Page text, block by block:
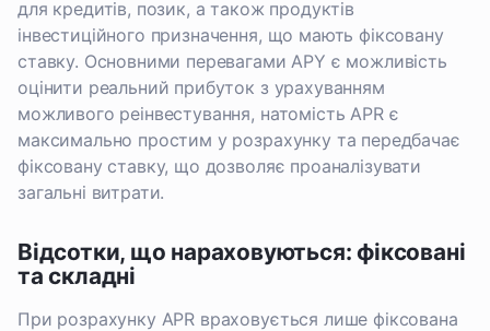
для кредитів, позик, а також продуктів
інвестиційного призначення, що мають фіксовану
ставку. Основними перевагами APY є можливість
оцінити реальний прибуток з урахуванням
можливого реінвестування, натомість APR є
максимально простим у розрахунку та передбачає
фіксовану ставку, що дозволяє проаналізувати
загальні витрати.
Відсотки, що нараховуються: фіксовані
та складні
При розрахунку APR враховується лише фіксована